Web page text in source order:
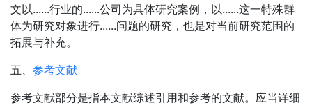
文以......行业的......公司为具体研究案例，以......这一特殊群
体为研究对象进行......问题的研究，也是对当前研究范围的
拓展与补充。
五、 参考文献
参考文献部分是指本文献综述引用和参考的文献。应当详细